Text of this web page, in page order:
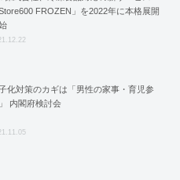
Store600 FROZEN」を2022年に本格展開
化対策のカギは「男性の家事・育児参
内閣府検討会